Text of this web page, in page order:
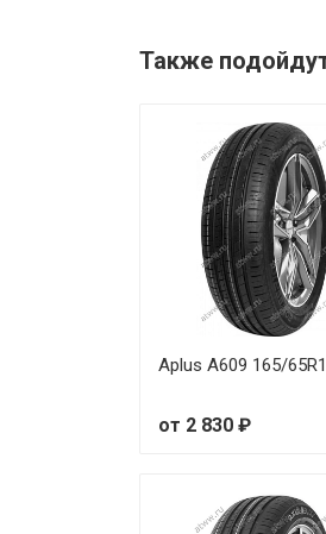
Также
Aplus A609 165/
от 2 830 ₽